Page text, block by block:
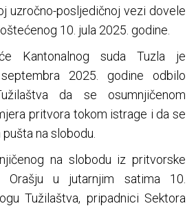
uzročno-posljedičnoj vezi dovele
10. jula 2025. godine.
Kantonalnog suda Tuzla je
2025. godine odbilo
da se osumnjičenom
pritvora tokom istrage i da se
na slobodu.
na slobodu iz pritvorske
Orašju u jutarnjim satima 10.
Tužilaštva, pripadnici Sektora